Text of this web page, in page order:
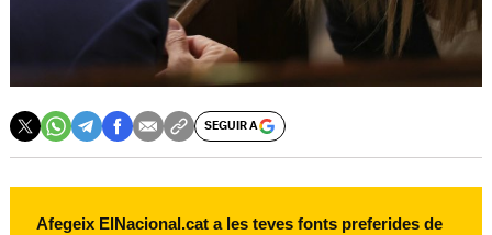
SEGUIR A
Afegeix ElNacional.cat a les teves fonts preferides de